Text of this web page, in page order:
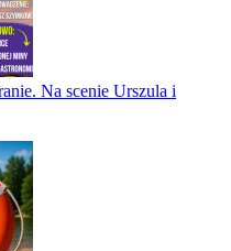
Na scenie Urszula i